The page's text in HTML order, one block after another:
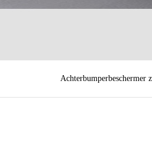
Achterbumperbeschermer